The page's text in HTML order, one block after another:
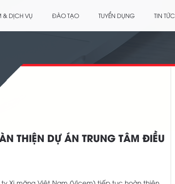
& DỊCH VỤ ĐÀO TẠO TUYỂN DỤNG TIN TỨC
THIỆN DỰ ÁN TRUNG TÂM ĐIỀU